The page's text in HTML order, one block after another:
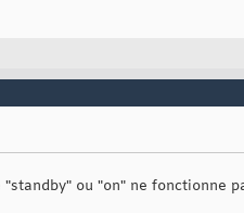
ou "on" ne fonctionne